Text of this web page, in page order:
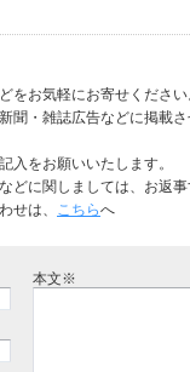
をお気軽にお寄せください
聞・雑誌広告などに掲載
をお願いいたします。
に関しましては、お返事
せは、 こちらへ
本文※